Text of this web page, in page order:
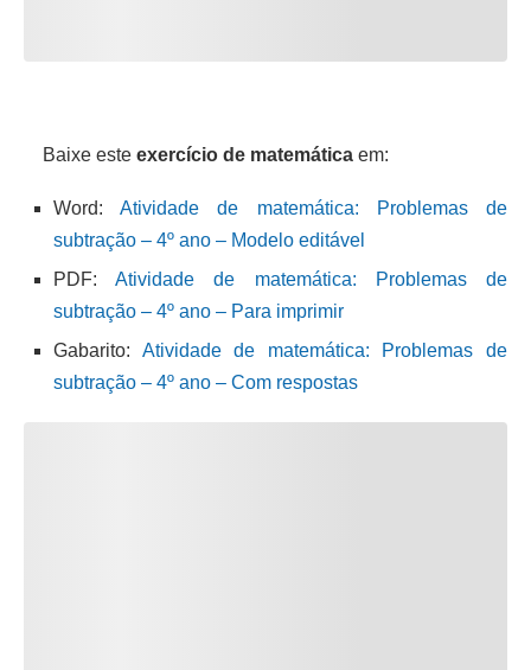
Baixe este exercício de matemática em:
Word:Atividade de matemática: Problemas de
subtração – 4º ano – Modelo editável
PDF:Atividade de matemática: Problemas de
subtração – 4º ano – Para imprimir
Gabarito: Atividade de matemática: Problemas de
subtração – 4º ano – Com respostas